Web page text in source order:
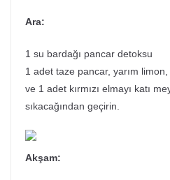
Ara:
1 su bardağı pancar detoksu
1 adet taze pancar, yarım
ve 1 adet kırmızı elmayı katı
sıkacağından geçirin.
Akşam: